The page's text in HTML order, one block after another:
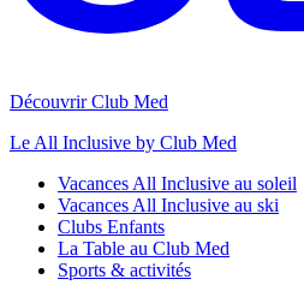
Découvrir Club Med
Le All Inclusive by Club Med
Vacances All Inclusive au soleil
Vacances All Inclusive au ski
Clubs Enfants
La Table au Club Med
Sports & activités